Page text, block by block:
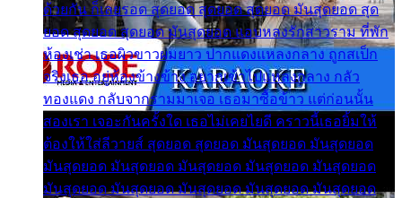
ด้วยกัน ก็เลยรอด สุดยอด สุดยอด สุดยอด มันสุดยอด สุด
ยอด สุดยอด สุดยอด มันสุดยอด แอบหลงรักสาวราม ที่พัก
ห้องเช่า เธอผิวขาวผมยาว ปากแดงแหลงกลาง ถูกสเป็ก
จริงเธอ อยู่ห้องข้างข้าง อยากเข้าไปแหลงกลาง กลัว
ทองแดง กลับจากรามมาเจอ เธอมาซื้อข้าว แต่ก่อนนั้น
สองเรา เจอะกันครั้งใด เธอไม่เคยไยดี คราวนี้เธอยิ้มให้
ต้องให้ใส่ลีวายส์ สุดยอด สุดยอด มันสุดยอด มันสุดยอด
มันสุดยอด มันสุดยอด มันสุดยอด มันสุดยอด มันสุดยอด
มันสุดยอด มันสุดยอด มันสุดยอด มันสุดยอด มันสุดยอด